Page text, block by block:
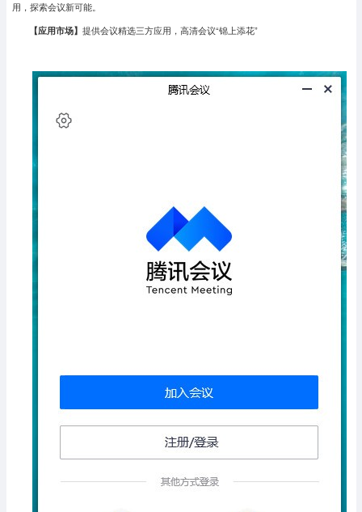
用，探索会议新可能。
【应用市场】 提供会议精选三方应用，高清会议“锦上添花”